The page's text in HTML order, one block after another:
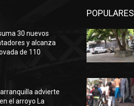
30 nuevos
y alcanza
de 110
advierte
el arroyo La
POPULARES